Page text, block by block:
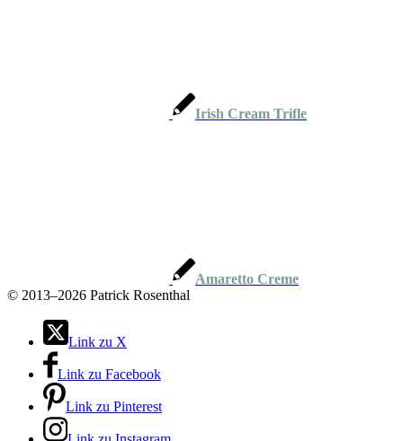
Irish Cream Trifle
Amaretto Creme
© 2013–2026 Patrick Rosenthal
Link zu X
Link zu Facebook
Link zu Pinterest